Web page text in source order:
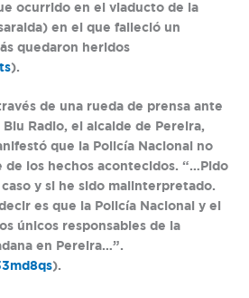
ocurrido en el viaducto de la
en el que falleció un
quedaron heridos
).
de una rueda de prensa ante
Blu Radio, el alcalde de Pereira,
que la Policía Nacional no
de los hechos acontecidos. “…Pido
caso y si he sido malinterpretado.
es que la Policía Nacional y el
únicos responsables de la
en Pereira…”.
).